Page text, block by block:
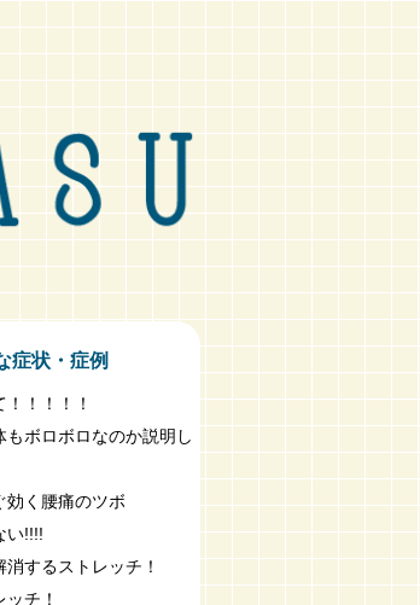
症状・症例
！！！！
ボロボロなのか説明し
効く腰痛のツボ
い!!!!
するストレッチ！
チ！